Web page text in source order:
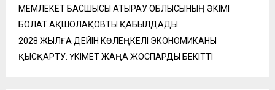
МЕМЛЕКЕТ БАСШЫСЫ АТЫРАУ ОБЛЫСЫНЫҢ ӘКІМІ
БОЛАТ АҚШОЛАҚОВТЫ ҚАБЫЛДАДЫ
2028 ЖЫЛҒА ДЕЙІН КӨЛЕҢКЕЛІ ЭКОНОМИКАНЫ
ҚЫСҚАРТУ: ҮКІМЕТ ЖАҢА ЖОСПАРДЫ БЕКІТТІ